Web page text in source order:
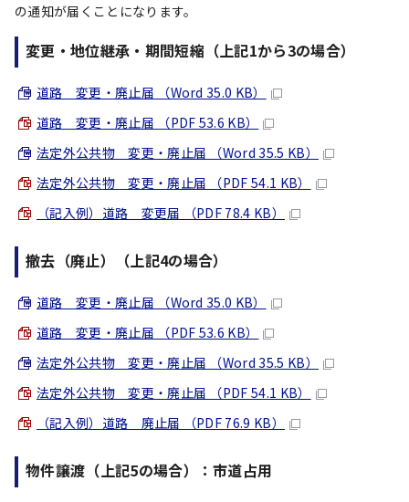
の通知が届くことになります。
変更・地位継承・期間短縮（上記1から3の場合）
道路 変更・廃止届 （Word 35.0 KB）
道路 変更・廃止届 （PDF 53.6 KB）
法定外公共物 変更・廃止届 （Word 35.5 KB）
法定外公共物 変更・廃止届 （PDF 54.1 KB）
（記入例）道路 変更届 （PDF 78.4 KB）
撤去（廃止）（上記4の場合）
道路 変更・廃止届 （Word 35.0 KB）
道路 変更・廃止届 （PDF 53.6 KB）
法定外公共物 変更・廃止届 （Word 35.5 KB）
法定外公共物 変更・廃止届 （PDF 54.1 KB）
（記入例）道路 廃止届 （PDF 76.9 KB）
物件譲渡（上記5の場合）：市道占用